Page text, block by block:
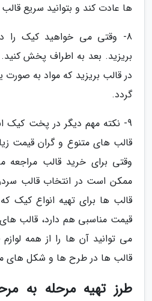
ها عادت کند و بتوانید سریع
8- وقتی می خواهید کیک را
بریزید. بعد به اطراف پخش
در قالب بریزید که مواد به
گردد.
9- نکته مهم دیگر در پخت
قالب های متنوع و گران قیمت
وقتی برای خرید قالب مراجعه
ممکن است در انتخاب قالب
قالب ها برای تهیه انواع کیک
قیمت مناسبی هم دارد، قالب های
می توانید آن ها را از همه
قالب ها در طرح ها و شکل های
طرز تهیه مرحله به